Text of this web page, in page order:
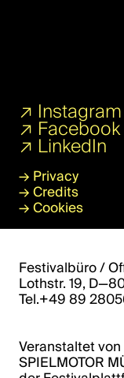
→ Privacy
→Credits
→Cookies
↗ Instagram
↗ Facebook
↗ LinkedIn
Festivalbüro /
Lothstr. 19,
Tel.+49 89
Veranstaltet
SPIELMOTOR